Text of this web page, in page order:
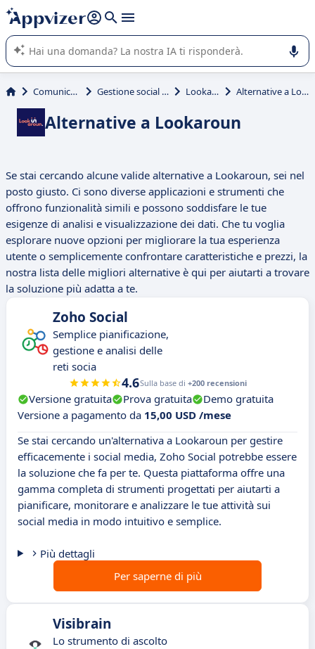
righe con
shift + enter
L'IA di Appvizer vi guida nell'utilizzo o nella scelta di un
software SaaS per la vostra azienda.
Comunicazione Gestione social network Lookaroun Alternative a Lookaroun
Alternative a Lookaroun
Se stai cercando alcune valide alternative a Lookaroun, sei nel
posto giusto. Ci sono diverse applicazioni e strumenti che
offrono funzionalità simili e possono soddisfare le tue
esigenze di analisi e visualizzazione dei dati. Che tu voglia
esplorare nuove opzioni per migliorare la tua esperienza
utente o semplicemente confrontare caratteristiche e prezzi, la
nostra lista delle migliori alternative è qui per aiutarti a trovare
la soluzione più adatta a te.
Zoho Social
Semplice pianificazione,
gestione e analisi delle
reti socia
4.6Sulla base di +200 recensioni
Versione gratuita Prova gratuita
Demo gratuita
Versione a pagamento da 15,00 USD /mese
Se stai cercando un'alternativa a Lookaroun per gestire
efficacemente i social media, Zoho Social potrebbe essere
la soluzione che fa per te. Questa piattaforma offre una
gamma completa di strumenti progettati per aiutarti a
pianificare, monitorare e analizzare le tue attività sui
social media in modo intuitivo e semplice.
Più dettagli
Per saperne di più
Visibrain
Lo strumento di ascolto